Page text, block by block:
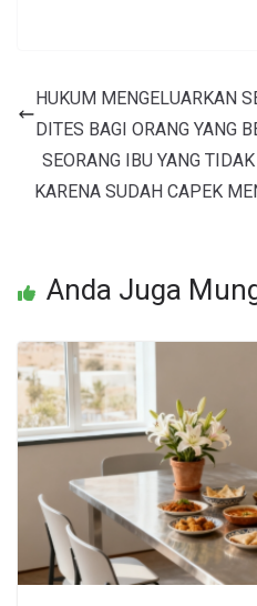
HUKUM MENGELUARKAN
DITES BAGI ORANG YANG
SEORANG IBU YANG
KARENA SUDAH CAPEK
Anda Juga